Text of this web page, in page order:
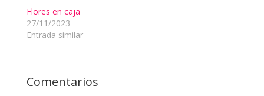
Flores en caja
27/11/2023
Entrada similar
Comentarios